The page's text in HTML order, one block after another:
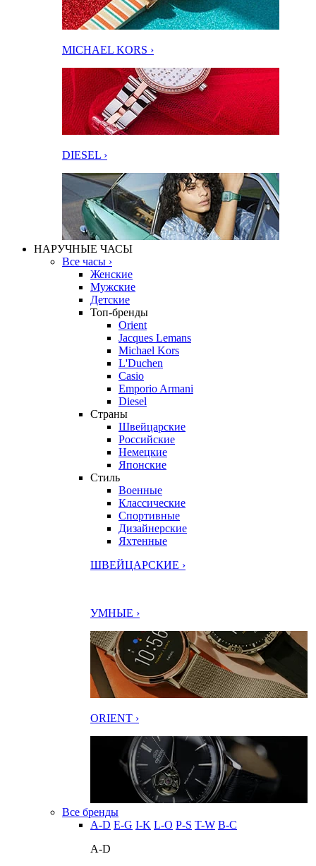
MICHAEL KORS ›
DIESEL ›
НАРУЧНЫЕ ЧАСЫ
Все часы ›
Женские
Мужские
Детские
Топ-бренды
Orient
Jacques Lemans
Michael Kors
L'Duchen
Casio
Emporio Armani
Diesel
Страны
Швейцарские
Российские
Немецкие
Японские
Стиль
Военные
Классические
Спортивные
Дизайнерские
Яхтенные
ШВЕЙЦАРСКИЕ ›
УМНЫЕ ›
ORIENT ›
Все бренды
A-D E-G I-K L-O P-S T-W В-С
A-D